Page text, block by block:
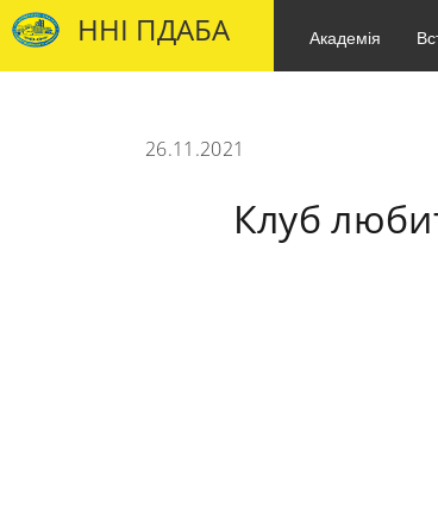
ННІ ПДАБА Академія
26.11.2021
Клуб